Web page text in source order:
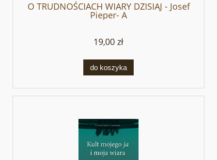
O TRUDNOŚCIACH WIARY DZISIAJ - Josef
Pieper- A
19,00 zł
do koszyka